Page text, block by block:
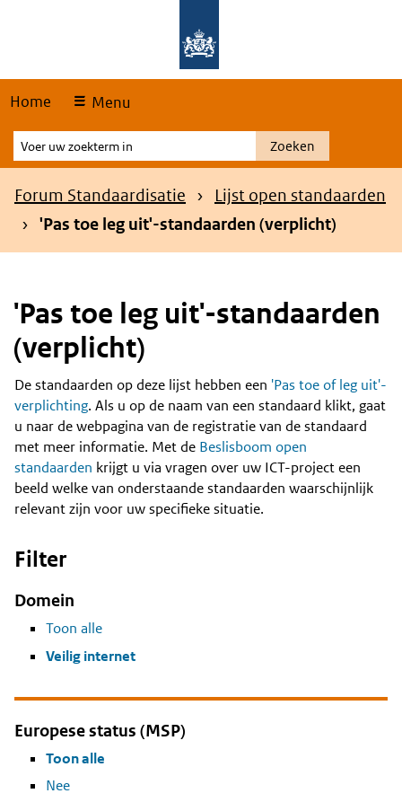
Home Menu
Voer
uw
zoekterm
Zoeken
Kruimelpad
Forum Standaardisatie
Lijst open standaarden
'Pas toe leg uit'-standaarden (verplicht)
'Pas toe leg uit'-standaarden
(verplicht)
Content
De standaarden op deze lijst hebben een 'Pas toe of leg uit'-
verplichting. Als u op de naam van een standaard klikt, gaat
u naar de webpagina van de registratie van de standaard
met meer informatie. Met de Beslisboom open
standaarden krijgt u via vragen over uw ICT-project een
beeld welke van onderstaande standaarden waarschijnlijk
relevant zijn voor uw specifieke situatie.
Filter
Domein
Toon alle
Veilig internet
Europese status (MSP)
Toon alle
Nee